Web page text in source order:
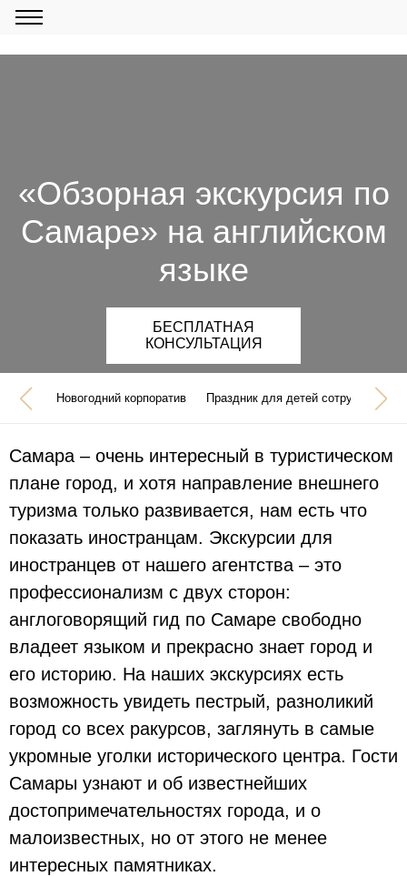
«Обзорная экскурсия по
Самаре» на английском
языке
БЕСПЛАТНАЯ
КОНСУЛЬТАЦИЯ
Новогодний корпоратив Праздник для детей сотрудников
Самара – очень интересный в туристическом
плане город, и хотя направление внешнего
туризма только развивается, нам есть что
показать иностранцам. Экскурсии для
иностранцев от нашего агентства – это
профессионализм с двух сторон:
англоговорящий гид по Самаре свободно
владеет языком и прекрасно знает город и
его историю. На наших экскурсиях есть
возможность увидеть пестрый, разноликий
город со всех ракурсов, заглянуть в самые
укромные уголки исторического центра. Гости
Самары узнают и об известнейших
достопримечательностях города, и о
малоизвестных, но от этого не менее
интересных памятниках.